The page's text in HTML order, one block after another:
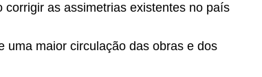
as assimetrias existentes no país
uma maior circulação das obras e dos